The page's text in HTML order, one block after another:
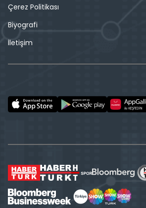
Çerez Politikası
Biyografi
İletişim